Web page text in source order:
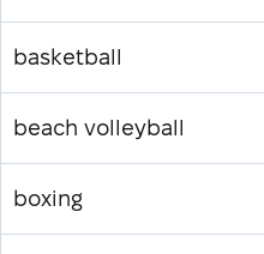
basketball
beach volleyball
boxing